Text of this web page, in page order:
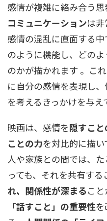
感情が複雑に絡み合う思
コミュニケーションは
感情の混乱に直面する
のように機能し、どのよ
のかが描かれます 。こ
に自分の感情を表現し
を考えるきっかけを与え
映画は、感情を隠すこ
ことの力を対比的に描
人や家族との間では、
っても、それを共有する
れ、関係性が深まるこ
「話すこと」の重要性